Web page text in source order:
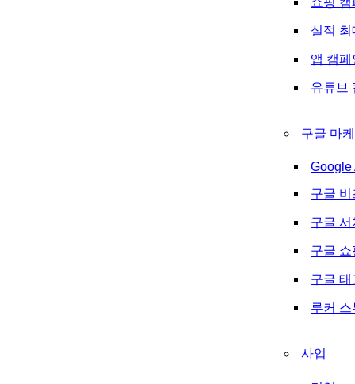
실적
앱 캠페
유튜브
구글 마
Google
구글
구글
구글 쇼
구글
루커
사업